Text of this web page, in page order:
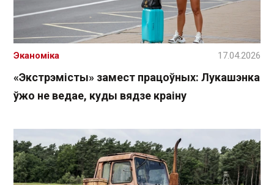
«Экстрэмісты» замест працоўных: Лукашэнка
ўжо не ведае, куды вядзе краіну
Эканоміка 17.04.2026